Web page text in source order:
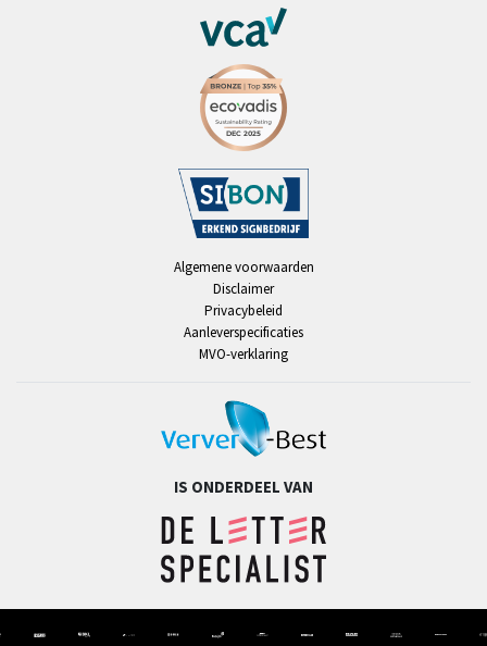
Algemene voorwaarden
Disclaimer
Privacybeleid
Aanleverspecificaties
MVO-verklaring
IS ONDERDEEL VAN